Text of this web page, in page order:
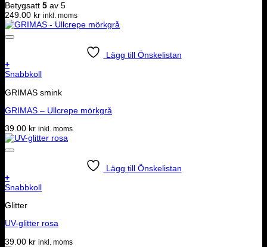
Betygsatt 5 av 5
249.00 kr inkl. moms
Lägg till Önskelistan
+
Snabbkoll
GRIMAS smink
GRIMAS – Ullcrepe mörkgrå
39.00 kr inkl. moms
Lägg till Önskelistan
+
Snabbkoll
Glitter
UV-glitter rosa
39.00 kr inkl. moms